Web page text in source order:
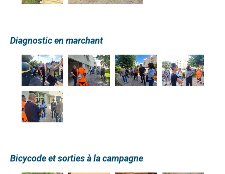
Diagnostic en marchant
Bicycode et sorties à la campagne